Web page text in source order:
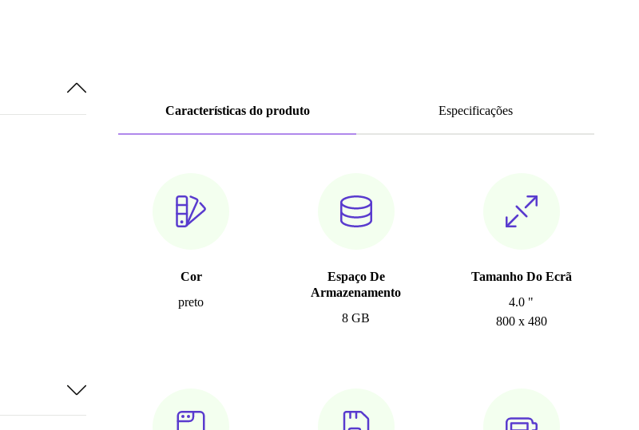
Características do produto Especificações
Cor
preto
Espaço De
Armazenamento
8 GB
Tamanho Do Ecrã
4.0 "
800 x 480